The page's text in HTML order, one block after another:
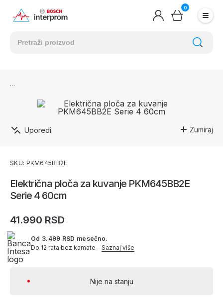
0
Zumiraj
Uporedi
Električna ploča za kuvanje PKM645BB2E
Serie 4 60cm
41.990 RSD
Od 3.499 RSD mesečno.
Do 12 rata bez kamate - Saznaj više
Nije na stanju
SKU: PKM645BB2E